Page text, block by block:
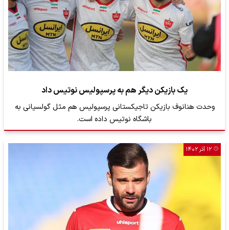
یک بازیکن دیگر هم به پرسپولیس نوتیس داد
وحدت هنانوف بازیکن تاجیکستانی پرسپولیس هم مثل گولسیانی به
باشگاه نوتیس داده است.
۱۲ آذر ۱۴۰۲